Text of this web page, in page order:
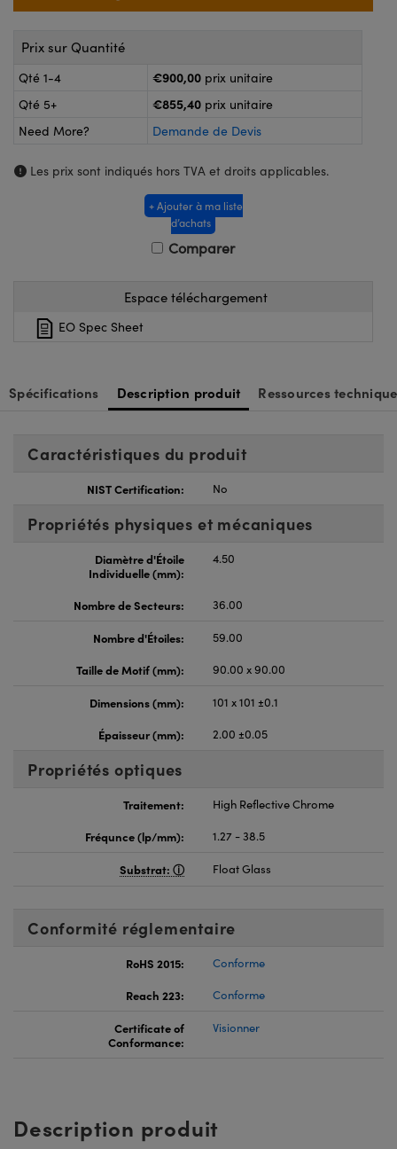
ou Coupleurs
de Poche ou à Mesure Directe
: Microscopie
Optiques Lightpath
Labs™
Optiques de SCHOTT
Prix sur Quantité
Qté 1-4 €900,00 prix unitaire
Qté 5+
€855,40 prix unitaire
Need More?
Demande de Devis
Les prix sont indiqués hors TVA et droits applicables.
+ Ajouter à ma liste
d’achats
Comparer
Espace téléchargement
EO Spec Sheet
Spécifications Description produit Ressources
Caractéristiques du produit
NIST Certification: No
Propriétés physiques et mécaniques
Diamètre d'Étoile
Individuelle (mm):
4.50
Nombre de Secteurs: 36.00
Nombre d'Étoiles:
59.00
Taille de Motif (mm):
90.00 x 90.00
Dimensions (mm):
101 x 101 ±0.1
Épaisseur (mm):
2.00 ±0.05
Propriétés optiques
Traitement:
High Reflective Chrome
Fréqunce (lp/mm):
1.27 - 38.5
Substrat: Float Glass
Conformité réglementaire
RoHS 2015:
Conforme
Reach 223:
Conforme
Certificate of
Conformance:
Visionner
Description produit